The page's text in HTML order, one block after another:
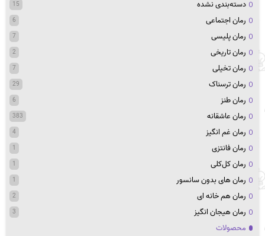
دسته‌بندی نشده 15
رمان اجتماعی 6
رمان پلیسی 7
رمان تاریخی 2
رمان تخیلی 7
رمان ترسناک 29
رمان طنز 6
رمان عاشقانه 383
رمان غم انگیز 4
رمان فانتزی 1
رمان کل‌کلی 1
رمان های بدون سانسور 1
رمان هم خانه ای 2
رمان هیجان انگیز 3
محصولات